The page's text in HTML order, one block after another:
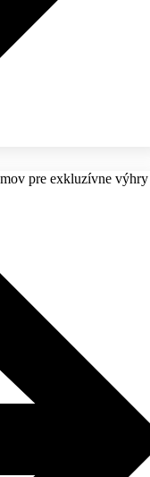
pre exkluzívne výhry